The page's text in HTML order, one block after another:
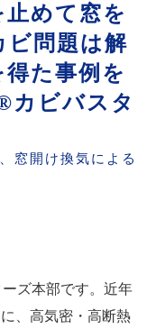
めて窓を
ビ問題は解
た事例を
カビバスタ
窓開け換気による
ズ本部です。近年
、高気密・高断熱